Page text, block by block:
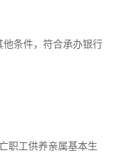
条件，符合承办银行
职工供养亲属基本生